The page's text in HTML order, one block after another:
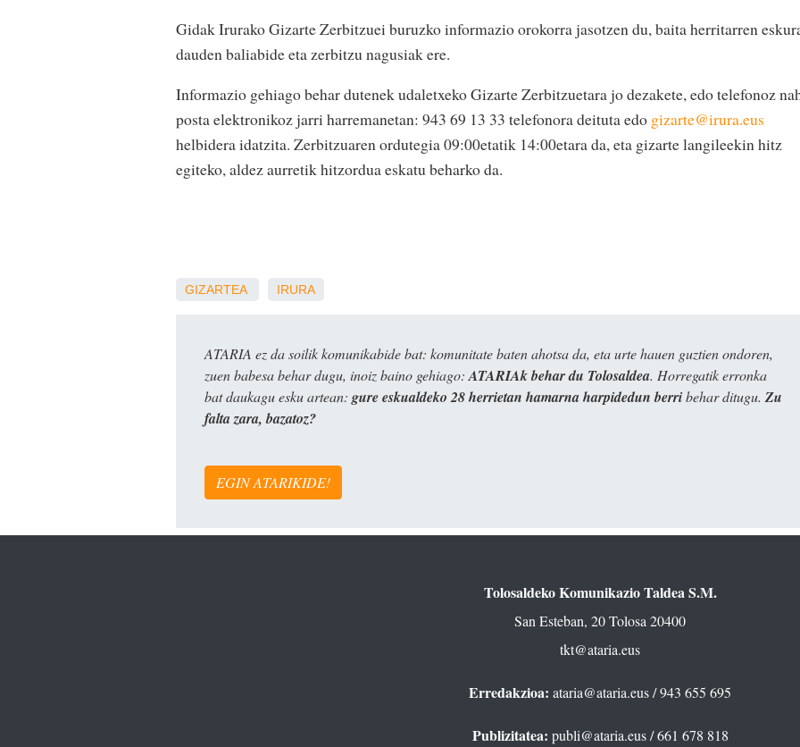
Gidak Irurako Gizarte Zerbitzuei buruzko informazio orokorra jasotzen du, baita herritarren
dauden baliabide eta zerbitzu nagusiak ere.
Informazio gehiago behar dutenek udaletxeko Gizarte Zerbitzuetara jo dezakete, edo telefonoz
posta elektronikoz jarri harremanetan: 943 69 13 33 telefonora deituta edo gizarte@irura.eus
helbidera idatzita. Zerbitzuaren ordutegia 09:00etatik 14:00etara da, eta gizarte langileekin hitz
egiteko, aldez aurretik hitzordua eskatu beharko da.
GIZARTEA IRURA
ATARIA ez da soilik komunikabide bat: komunitate baten ahotsa da, eta urte hauen guztien ondoren,
zuen babesa behar dugu, inoiz baino gehiago: ATARIAk behar du Tolosaldea. Horregatik erronka
bat daukagu esku artean: gure eskualdeko 28 herrietan hamarna harpidedun berribehar ditugu. Zu
falta zara, bazatoz?
EGIN ATARIKIDE!
Tolosaldeko Komunikazio Taldea S.M.
San Esteban, 20 Tolosa 20400
tkt@ataria.eus
Erredakzioa: ataria@ataria.eus/ 943 655 695
Publizitatea: publi@ataria.eus/ 661 678 818